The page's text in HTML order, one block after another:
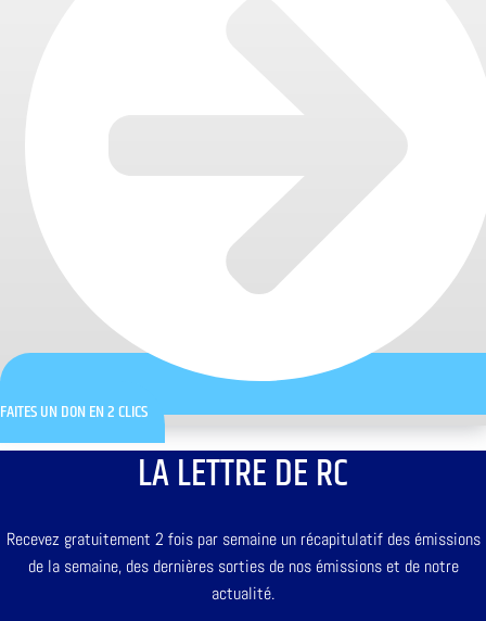
FAITES UN DON EN 2 CLICS
LA LETTRE DE RC
Recevez gratuitement 2 fois par semaine un récapitulatif des émissions
de la semaine, des dernières sorties de nos émissions et de notre
actualité.